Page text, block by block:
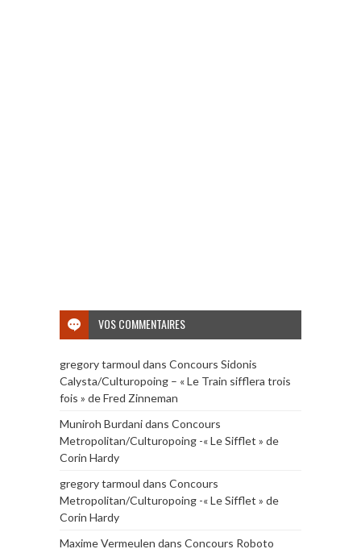
VOS COMMENTAIRES
gregory tarmoul dans Concours Sidonis
Calysta/Culturopoing – « Le Train sifflera trois
fois » de Fred Zinneman
Muniroh Burdanidans Concours
Metropolitan/Culturopoing -« Le Sifflet » de
Corin Hardy
gregory tarmoul dans Concours
Metropolitan/Culturopoing -« Le Sifflet » de
Corin Hardy
Maxime Vermeulen dans Concours Roboto